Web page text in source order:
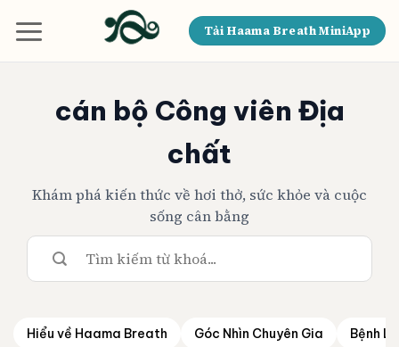
qua
Tải Haama Breath MiniApp
cán bộ Công viên Địa
chất
Khám phá kiến thức về hơi thở, sức khỏe và cuộc
sống cân bằng
Hiểu về Haama Breath Góc Nhìn Chuyên Gia Bệnh